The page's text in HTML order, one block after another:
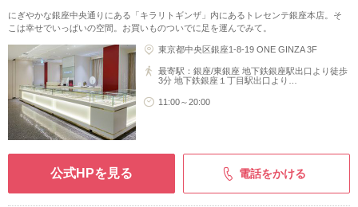
にぎやかな銀座中央通りにある「キラリトギンザ」内にあるトレセンテ銀座本店。そ
こは幸せでいっぱいの空間。お買いものついでに足を運んでみて。
東京都中央区銀座1-8-19 ONE GINZA 3F
最寄駅：銀座/東銀座 地下鉄銀座駅出口より徒歩
3分 地下鉄銀座１丁目駅出口より…
11:00～20:00
公式HPを見る 電話をかける